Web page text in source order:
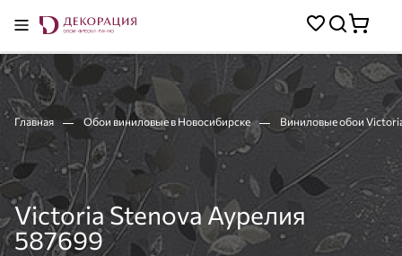
Главная Обои виниловые в Новосибирске Виниловые обои
Victoria Stenova Аурелия
587699